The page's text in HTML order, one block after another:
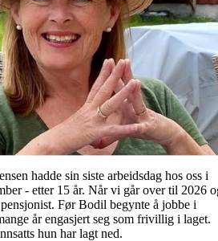
hadde sin siste arbeidsdag hos oss i
- etter 15 år. Når vi går over til 2026
Før Bodil begynte å jobbe i
år engasjert seg som frivillig i laget.
hun har lagt ned.